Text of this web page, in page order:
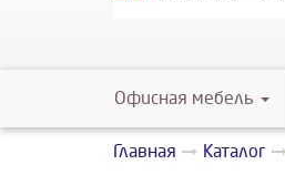
Офисная мебель
Главная Каталог